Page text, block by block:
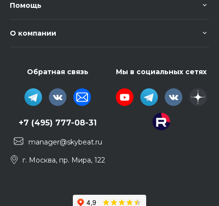
Помощь
О компании
Обратная связь
+7 (495) 777-08-31
manager@skybeat.ru
г. Москва, пр. Мира, 122
Мы в социальных сетях